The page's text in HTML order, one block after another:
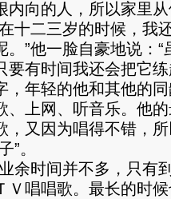
内向的人，所以家里
十二三岁的时候，我
。”他一脸自豪地说：
要有时间我还会把它练
年轻的他和其他的同
、上网、听音乐。他
，又因为唱得不错，
”。
时间并不多，只有
Ｖ唱唱歌。最长的时